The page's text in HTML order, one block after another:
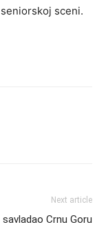
sceni.
Next article
Crnu Goru